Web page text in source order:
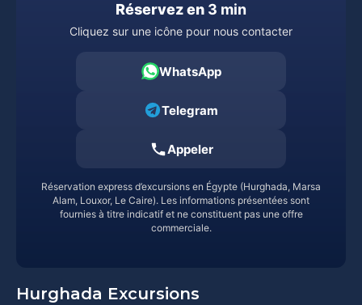
Réservez en 3 min
Cliquez sur une icône pour nous contacter
WhatsApp
Telegram
Appeler
Réservation express d’excursions en Égypte (Hurghada, Marsa
Alam, Louxor, Le Caire). Les informations présentées sont
fournies à titre indicatif et ne constituent pas une offre
commerciale.
Hurghada Excursions